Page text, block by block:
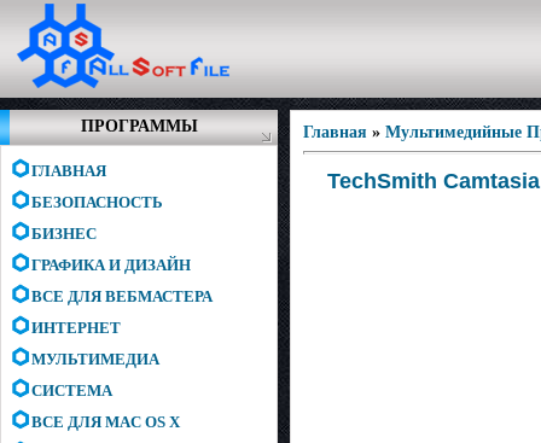
ПРОГРАММЫ
ГЛАВНАЯ
БЕЗОПАСНОСТЬ
БИЗНЕС
ГРАФИКА И ДИЗАЙН
ВСЕ ДЛЯ ВЕБМАСТЕРА
ИНТЕРНЕТ
МУЛЬТИМЕДИА
СИСТЕМА
ВСЕ ДЛЯ MAC OS X
Главная » Мультимедийные
TechSmith